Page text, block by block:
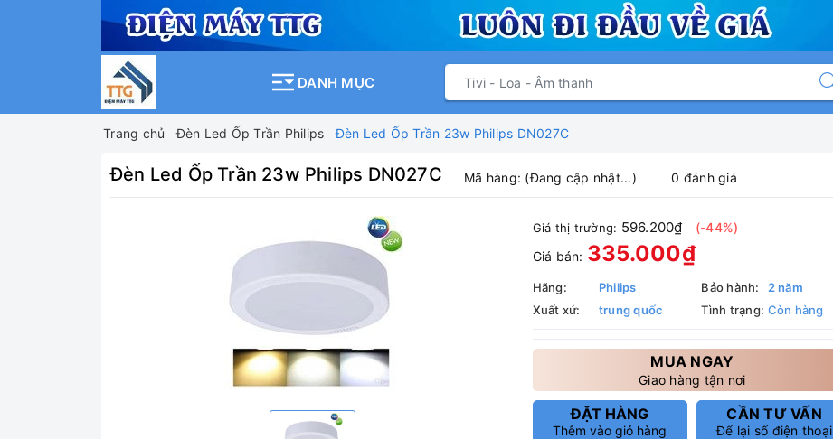
DANH MỤC
Trang chủ Đèn Led Ốp Trần Philips Đèn Led Ốp Trần 23w Philips DN027C
Đèn Led Ốp Trần 23w Philips DN027C Mã hàng: (Đang cập nhật...) 0 đánh giá
Giá thị trường: 596.200₫
(-44%)
Giá bán: 335.000₫
Hãng:
Philips
Xuất xứ:
trung quốc
Bảo hành:
2 năm
Tình trạng: Còn hàng
MUA NGAY
Giao hàng tận nơi
ĐẶT HÀNG
Thêm vào giỏ hàng
CẦN TƯ VẤN
Để lại số điện thoại